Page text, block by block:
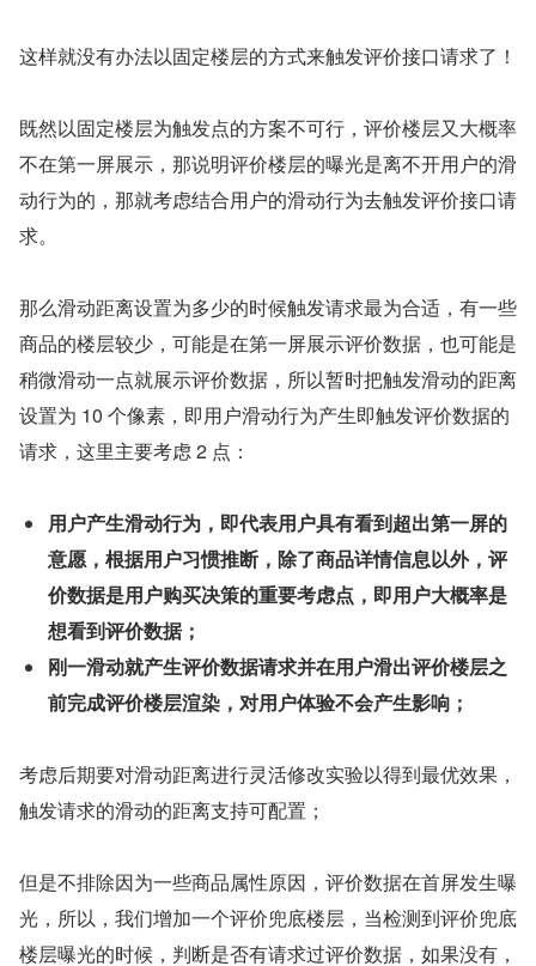
这样就没有办法以固定楼层的方式来触发评价接口请求了！
既然以固定楼层为触发点的方案不可行，评价楼层又大概率
不在第一屏展示，那说明评价楼层的曝光是离不开用户的滑
动行为的，那就考虑结合用户的滑动行为去触发评价接口请
求。
那么滑动距离设置为多少的时候触发请求最为合适，有一些
商品的楼层较少，可能是在第一屏展示评价数据，也可能是
稍微滑动一点就展示评价数据，所以暂时把触发滑动的距离
设置为 10 个像素，即用户滑动行为产生即触发评价数据的
请求，这里主要考虑 2 点：
用户产生滑动行为，即代表用户具有看到超出第一屏的
意愿，根据用户习惯推断，除了商品详情信息以外，评
价数据是用户购买决策的重要考虑点，即用户大概率是
想看到评价数据；
刚一滑动就产生评价数据请求并在用户滑出评价楼层之
前完成评价楼层渲染，对用户体验不会产生影响；
考虑后期要对滑动距离进行灵活修改实验以得到最优效果，
触发请求的滑动的距离支持可配置；
但是不排除因为一些商品属性原因，评价数据在首屏发生曝
光，所以，我们增加一个评价兜底楼层，当检测到评价兜底
楼层曝光的时候，判断是否有请求过评价数据，如果没有，